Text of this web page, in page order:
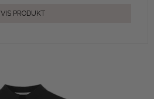
VIS PRODUKT